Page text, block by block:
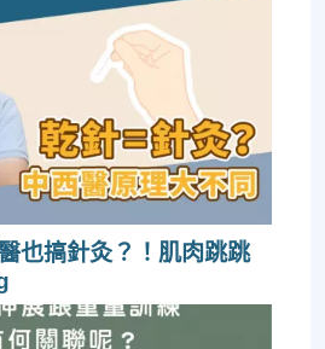
也搞針灸？！肌肉跳跳